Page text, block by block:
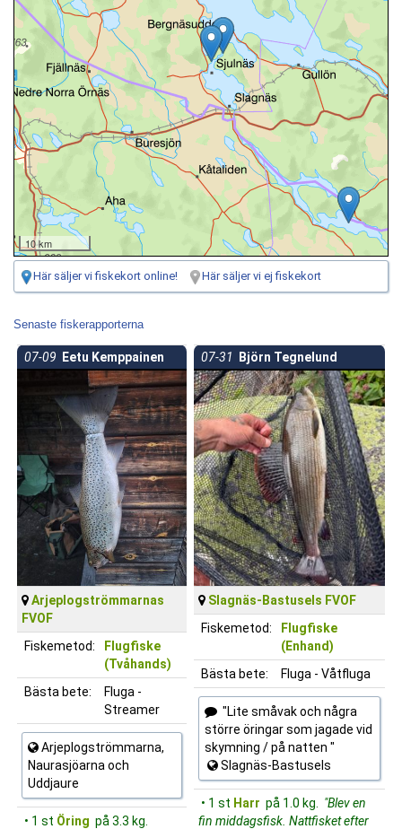
10 km
Här säljer vi fiskekort online! Här säljer vi ej fiskekort
Senaste fiskerapporterna
07-09 Eetu Kemppainen
Arjeplogströmmarnas
FVOF
Fiskemetod:
Flugfiske
(Tvåhands)
Bästa bete:
Fluga -
Streamer
Arjeplogströmmarna,
Naurasjöarna och
Uddjaure
• 1 st Öring på 3.3 kg.
07-31 Björn Tegnelund
Slagnäs-Bastusels FVOF
Fiskemetod:
Flugfiske
(Enhand)
Bästa bete:
Fluga - Våtfluga
"Lite småvak och några
större öringar som jagade vid
skymning / på natten "
Slagnäs-Bastusels
• 1 st Harr på 1.0 kg.
"Blev en
fin middagsfisk. Nattfisket efter